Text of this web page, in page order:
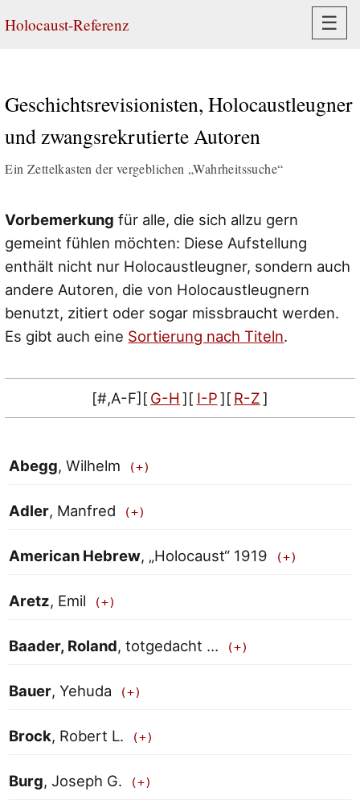
Holocaust-Referenz ☰
Geschichtsrevisionisten, Holocaustleugner
und zwangsrekrutierte Autoren
Ein Zettelkasten der vergeblichen „Wahrheitssuche“
Vorbemerkung für alle, die sich allzu gern
gemeint fühlen möchten: Diese Aufstellung
enthält nicht nur Holocaustleugner, sondern auch
andere Autoren, die von Holocaustleugnern
benutzt, zitiert oder sogar missbraucht werden.
Es gibt auch eine Sortierung nach Titeln.
[#,A-F][ G-H ][ I-P][ R-Z]
Abegg, Wilhelm
Adler, Manfred
American Hebrew, „Holocaust“ 1919
Aretz, Emil
Baader, Roland, totgedacht …
Bauer, Yehuda
Brock, Robert L.
Burg, Joseph G.